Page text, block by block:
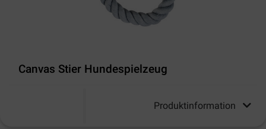
Canvas Stier Hundespielzeug
Produktinformation